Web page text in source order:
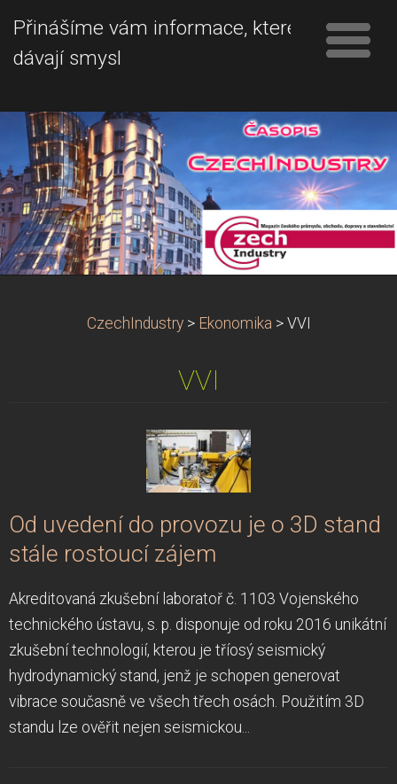
Přinášíme vám informace, které
dávají smysl
CzechIndustry > Ekonomika > VVI
VVI
Od uvedení do provozu je o 3D stand
stále rostoucí zájem
Akreditovaná zkušební laboratoř č. 1103 Vojenského
technického ústavu, s. p. disponuje od roku 2016 unikátní
zkušební technologií, kterou je tříosý seismický
hydrodynamický stand, jenž je schopen generovat
vibrace současně ve všech třech osách. Použitím 3D
standu lze ověřit nejen seismickou...